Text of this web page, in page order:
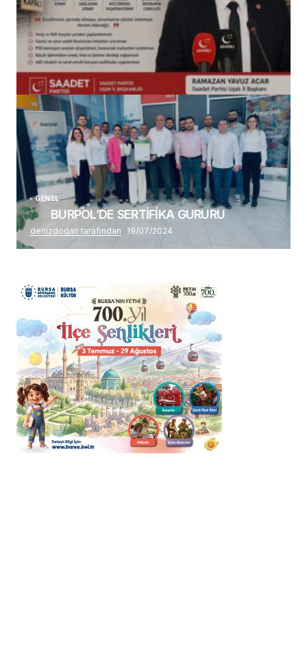
(başlıksız)
Alaattin Karahan tarafından 14/07/2026
GENEL
BURPOL’DE SERTİFİKA GURURU
denizdogan tarafından 19/07/2024